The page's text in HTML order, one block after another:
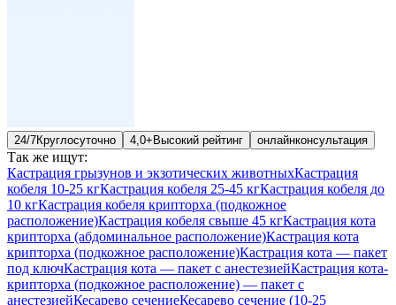
24/7Круглосуточно 4,0+ Высокий рейтинг онлайнконсультация
Так же ищут:
Кастрация грызунов и экзотических животныхКастрация
кобеля 10-25 кгКастрация кобеля 25-45 кгКастрация кобеля до
10 кгКастрация кобеля крипторха (подкожное
расположение)Кастрация кобеля свыше 45 кгКастрация кота
крипторха (абдоминальное расположение)Кастрация кота
крипторха (подкожное расположение)Кастрация кота — пакет
под ключКастрация кота — пакет с анестезиейКастрация кота-
крипторха (подкожное расположение) — пакет с
анестезиейКесарево сечениеКесарево сечение (10-25